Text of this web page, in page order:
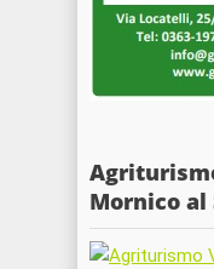
Mornico al